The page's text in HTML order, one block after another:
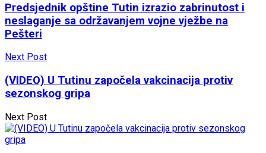
Predsjednik opštine Tutin izrazio zabrinutost i
neslaganje sa održavanjem vojne vježbe na
Pešteri
Next Post
(VIDEO) U Tutinu započela vakcinacija protiv
sezonskog gripa
Next Post